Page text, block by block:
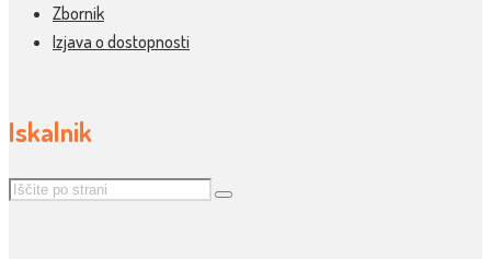
Zbornik
Izjava o dostopnosti
Iskalnik